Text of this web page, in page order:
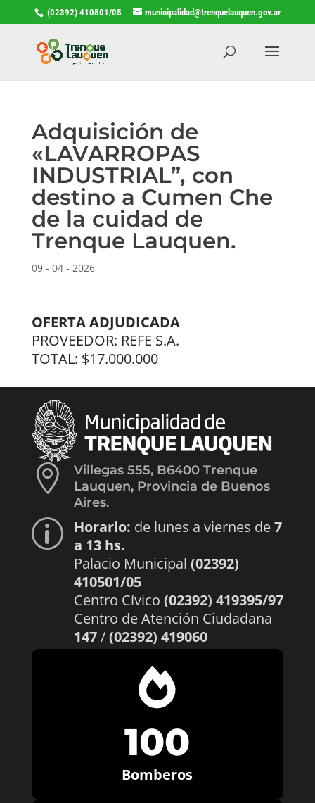
(02392) 410501/05 municipalidad@trenquelauquen.gov.ar
Adquisición de
«LAVARROPAS
INDUSTRIAL”, con
destino a Cumen Che
de la cuidad de
Trenque Lauquen.
09 - 04 - 2026
OFERTA ADJUDICADA
PROVEEDOR: REFE S.A.
TOTAL: $17.000.000

Villegas 555, B6400 Trenque
Lauquen, Provincia de Buenos
Aires.
p Horario: de lunes a viernes de7
a 13 hs.
Palacio Municipal (02392)
410501/05
Centro Cívico (02392) 419395/97
Centro de Atención Ciudadana
147/(02392) 419060

100
Bomberos